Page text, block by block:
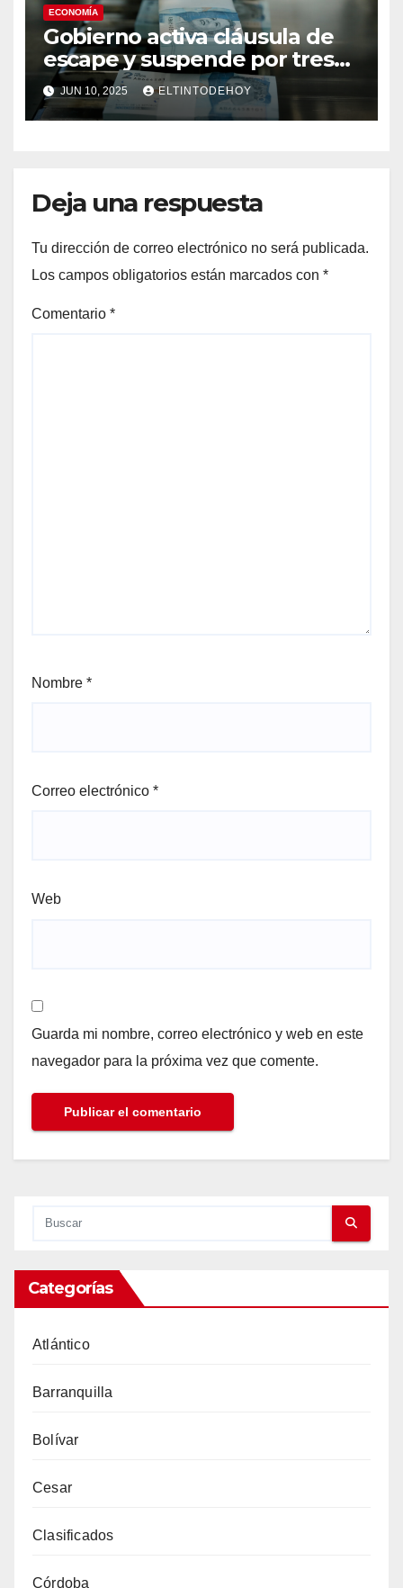
ECONOMÍA
Gobierno activa cláusula de
escape y suspende por tres
años la regla fiscal
JUN 10, 2025 ELTINTODEHOY
Deja una respuesta
Tu dirección de correo electrónico no será publicada.
Los campos obligatorios están marcados con *
Comentario *
Nombre *
Correo electrónico *
Web
Guarda mi nombre, correo electrónico y web en este
navegador para la próxima vez que comente.
Categorías
Atlántico
Barranquilla
Bolívar
Cesar
Clasificados
Córdoba